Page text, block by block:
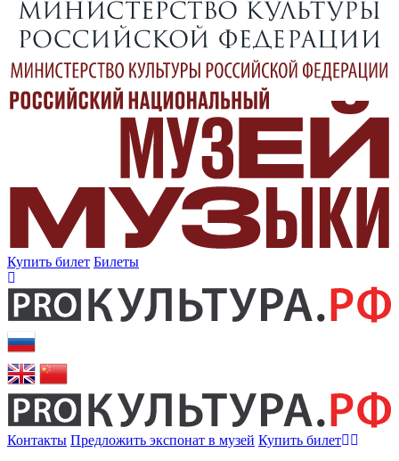
Купить билет Билеты
Контакты Предложить экспонат в музей Купить билет